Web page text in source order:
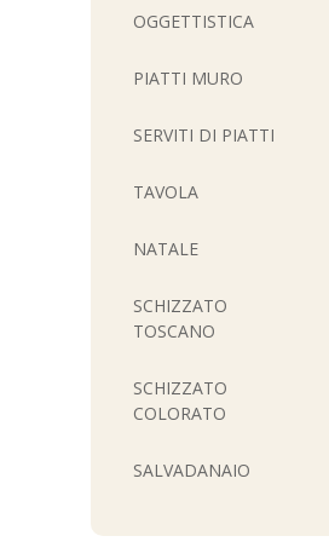
OGGETTISTICA
PIATTI MURO
SERVITI DI PIATTI
TAVOLA
NATALE
SCHIZZATO
TOSCANO
SCHIZZATO
COLORATO
SALVADANAIO